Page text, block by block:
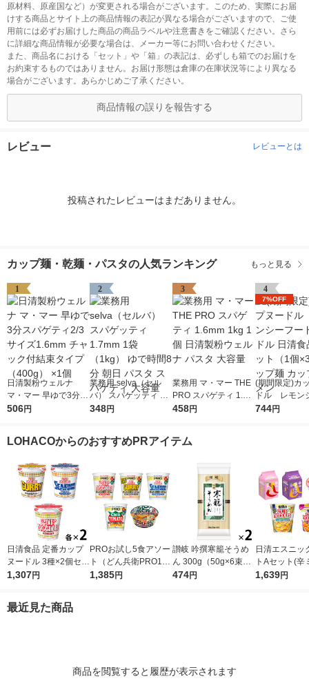
原材料、原産国など）が変更される場合がございます。このため、実際にお届
けする商品とサイト上の商品情報の表記が異なる場合がございますので、ご使
用前には必ずお届けした商品の商品ラベルや注意書きをご確認ください。さら
に詳細な商品情報が必要な場合は、メーカー等にお問い合わせください。
また、商品名における「セット」や「箱」の表記は、必ずしも箱でのお届けを
お約束するものではありません。お届け形態は倉庫の在庫状況等により異なる
場合がございます。あらかじめご了承ください。
商品情報の誤りを報告する
レビュー レビューとは
投稿されたレビューはまだありません。
カップ麺・乾麺・パスタの人気ランキング もっと見る
1
日清製粉ウェルナ
マ・マー 早ゆで3分ス
パゲティ2/3サイズ1.6
506円
2
業務用 selva（セル
バ） スパゲッティ 1.7
mm 1袋（1kg） ゆで
348円
3
業務用 マ・マー THE
PRO スパゲティ 1.6m
m 1kg 1個 日清製粉ウ
458円
4
7%OFF
(期間限定)カ
ドル レモン
ドヌードル 日
744円
LOHACOからのおすすめPRアイテム
日清食品 定番カップ
ヌードル 3種×2個セッ
ト カップ麺 カップラ
1,307円
PROお試し5食アソー
ト（どん兵衛PRO1食
＋カップヌードルPR
1,385円
讃岐 吟撰寒籠そうめ
ん 300g（50g×6束）
1セット（2個）日清
474円
日清エスニッ
トAセット(辛
種各1パック+
1,639円
最近見た商品
商品を閲覧すると履歴が表示されます